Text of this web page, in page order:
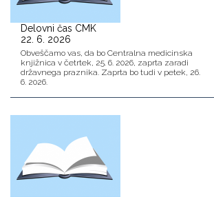
Delovni čas CMK
22. 6. 2026
Obveščamo vas, da bo Centralna medicinska
knjižnica v četrtek, 25. 6. 2026, zaprta zaradi
državnega praznika. Zaprta bo tudi v petek, 26.
6. 2026.